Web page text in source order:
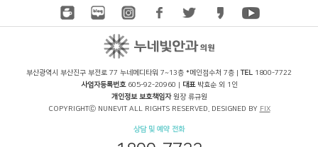
부산광역시 부산진구 부전로 77 누네메디타워 7~13층 *메인접수처 7층 | TEL 1800-7722
사업자등록번호605-92-20960 | 대표박효순 외 1인
개인정보 보호책임자원장 류규원
COPYRIGHTⒸ NUNEVIT ALL RIGHTS RESERVED. DESIGNED BY FIX
상담 및 예약 전화